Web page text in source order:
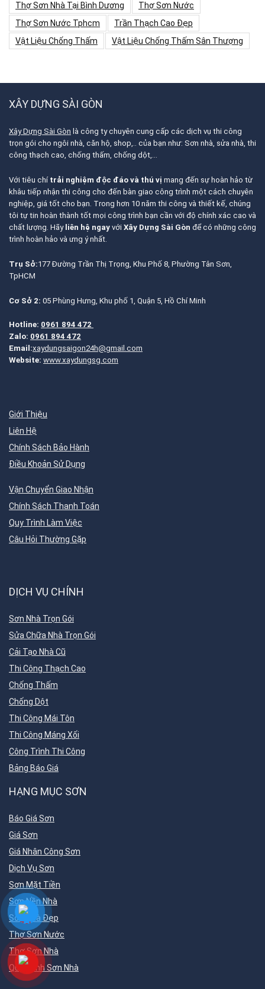
Thợ Sơn Nhà Tại Bình Dương
Thợ Sơn Nước
Thợ Sơn Nước Tphcm
Trần Thạch Cao Đẹp
Vật Liệu Chống Thấm
Vật Liệu Chống Thấm Sân Thượng
XÂY DỰNG SÀI GÒN
Xây Dựng Sài Gòn là công ty chuyên cung cấp các dịch vụ thi công
trọn gói cho ngôi nhà, căn hộ, shop,.. của bạn như: Sơn nhà, sửa nhà, thi
công thạch cao, chống thấm, chống dột,…
Với tiêu chí trải nghiệm độc đáo và thú vị mang đến sự hoàn hảo từ
khâu tiếp nhận thi công cho đến bàn giao công trình một cách chuyên
nghiệp, giá tốt cho bạn. Trong hơn 10 năm thi công và thiết kế, chúng
tôi tự tin hoàn thành tốt mọi công trình bạn cần với độ chính xác cao và
chất lượng. Hãy liên hệ ngay với Xây Dựng Sài Gòn để có những công
trình hoàn hảo và ưng ý nhất.
Trụ Sở:177 Đường Trần Thị Trọng, Khu Phố 8, Phường Tân Sơn,
TpHCM
Cơ Sở 2: 05 Phùng Hưng, Khu phố 1, Quận 5, Hồ Chí Minh
Hotline: 0961 894 472
Zalo: 0961 894 472
Email:xaydungsaigon24h@gmail.com
Website: www.xaydungsg.com
Giới Thiệu
Liên Hệ
Chính Sách Bảo Hành
Điều Khoản Sử Dụng
Vận Chuyển Giao Nhận
Chính Sách Thanh Toán
Quy Trình Làm Việc
Câu Hỏi Thường Gặp
DỊCH VỤ CHÍNH
Sơn Nhà Trọn Gói
Sửa Chữa Nhà Trọn Gói
Cải Tạo Nhà Cũ
Thi Công Thạch Cao
Chống Thấm
Chống Dột
Thi Công Mái Tôn
Thi Công Máng Xối
Công Trình Thi Công
Bảng Báo Giá
HẠNG MỤC SƠN
Báo Giá Sơn
Giá Sơn
Giá Nhân Công Sơn
Dịch Vụ Sơn
Sơn Mặt Tiền
Sơn Nền Nhà
Sơn Nhà Đẹp
Thợ Sơn Nước
Thợ Sơn Nhà
Quy Trình Sơn Nhà